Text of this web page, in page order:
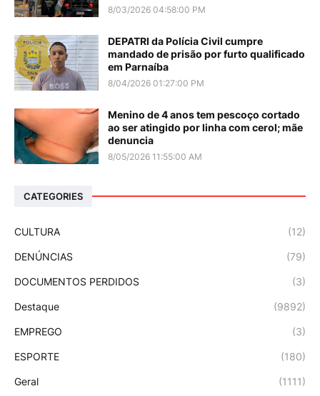
8/03/2026 04:58:00 PM
DEPATRI da Polícia Civil cumpre
mandado de prisão por furto qualificado
em Parnaíba
8/04/2026 01:27:00 PM
Menino de 4 anos tem pescoço cortado
ao ser atingido por linha com cerol; mãe
denuncia
8/05/2026 11:55:00 AM
CATEGORIES
CULTURA (12)
DENÚNCIAS (79)
DOCUMENTOS PERDIDOS (3)
Destaque (9892)
EMPREGO (3)
ESPORTE (180)
Geral (1111)